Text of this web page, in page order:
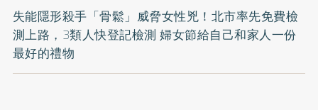
失能隱形殺手「骨鬆」威脅女性兇！北市率先免費檢
測上路，3類人快登記檢測 婦女節給自己和家人一份
最好的禮物